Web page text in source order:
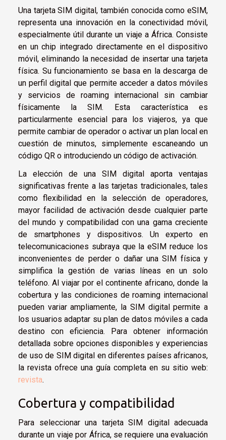
Una tarjeta SIM digital, también conocida como eSIM,
representa una innovación en la conectividad móvil,
especialmente útil durante un viaje a África. Consiste
en un chip integrado directamente en el dispositivo
móvil, eliminando la necesidad de insertar una tarjeta
física. Su funcionamiento se basa en la descarga de
un perfil digital que permite acceder a datos móviles
y servicios de roaming internacional sin cambiar
físicamente la SIM. Esta característica es
particularmente esencial para los viajeros, ya que
permite cambiar de operador o activar un plan local en
cuestión de minutos, simplemente escaneando un
código QR o introduciendo un código de activación.
La elección de una SIM digital aporta ventajas
significativas frente a las tarjetas tradicionales, tales
como flexibilidad en la selección de operadores,
mayor facilidad de activación desde cualquier parte
del mundo y compatibilidad con una gama creciente
de smartphones y dispositivos. Un experto en
telecomunicaciones subraya que la eSIM reduce los
inconvenientes de perder o dañar una SIM física y
simplifica la gestión de varias líneas en un solo
teléfono. Al viajar por el continente africano, donde la
cobertura y las condiciones de roaming internacional
pueden variar ampliamente, la SIM digital permite a
los usuarios adaptar su plan de datos móviles a cada
destino con eficiencia. Para obtener información
detallada sobre opciones disponibles y experiencias
de uso de SIM digital en diferentes países africanos,
la revista ofrece una guía completa en su sitio web:
revista.
Cobertura y compatibilidad
Para seleccionar una tarjeta SIM digital adecuada
durante un viaje por África, se requiere una evaluación